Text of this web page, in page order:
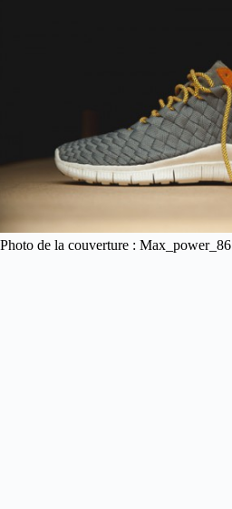
Photo de la couverture : Max_power_86